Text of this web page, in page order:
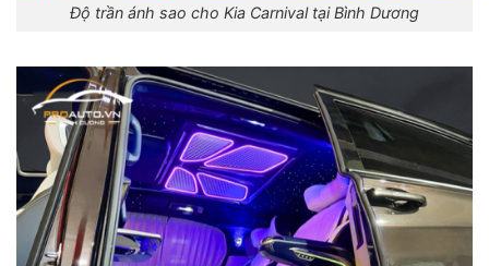
Độ trần ánh sao cho Kia Carnival tại Bình Dương